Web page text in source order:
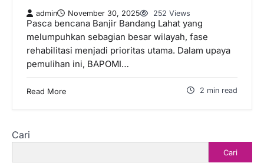
admin November 30, 2025 252 Views
Pasca bencana Banjir Bandang Lahat yang
melumpuhkan sebagian besar wilayah, fase
rehabilitasi menjadi prioritas utama. Dalam upaya
pemulihan ini, BAPOMI…
Read More 2 min read
Cari
Cari